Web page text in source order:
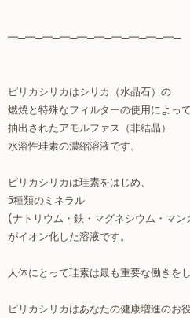
━─━─━─━─━─━─━─━─━─━─
ピリカシリカはシリカ（水晶石）の
燃焼と特殊なフィルターの使用によって
抽出されたアモルファス（非結晶）
水溶性珪素の濃縮溶液です。
ピリカシリカは珪素をはじめ、
5種類のミネラル
(ナトリウム・鉄・マグネシウム・マ
がイオン化した溶液です。
人体にとって珪素は最も重要な働きをし
ピリカシリカはあなたの健康増進のお